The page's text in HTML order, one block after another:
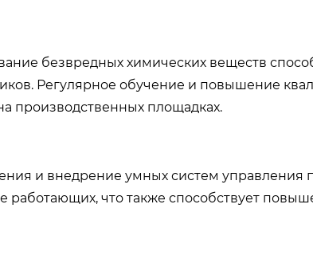
безвредных химических веществ
Регулярное обучение и повышение
производственных площадках.
и внедрение умных систем управления
работающих, что также способствует